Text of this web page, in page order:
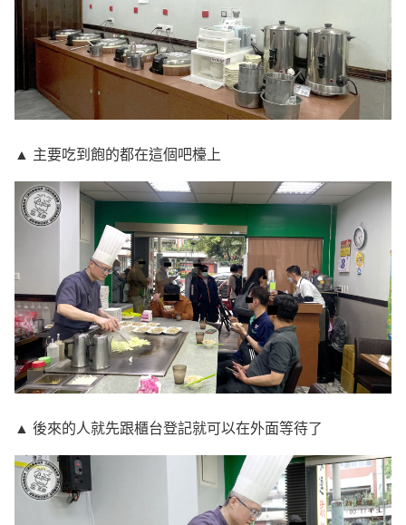
▲ 主要吃到飽的都在這個吧檯上
▲ 後來的人就先跟櫃台登記就可以在外面等待了